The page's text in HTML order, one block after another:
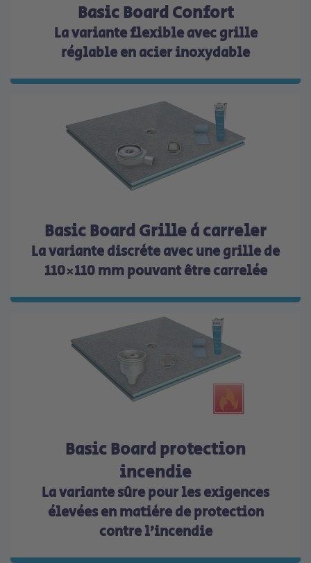
Basic Board Confort
La variante flexible avec grille
réglable en acier inoxydable
Basic Board Grille à carreler
La variante discrète avec une grille de
110×110 mm pouvant être carrelée
Basic Board protection
incendie
La variante sûre pour les exigences
élevées en matière de protection
contre l’incendie